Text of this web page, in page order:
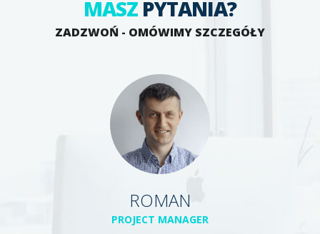
MASZ PYTANIA?
ZADZWOŃ - OMÓWIMY SZCZEGÓŁY
ROMAN
PROJECT MANAGER